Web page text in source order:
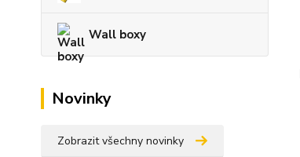
Wall boxy
Novinky
Zobrazit všechny novinky